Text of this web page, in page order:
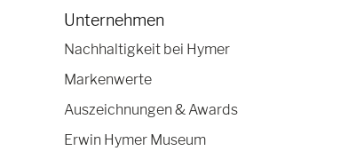
Unternehmen
Nachhaltigkeit bei Hymer
Markenwerte
Auszeichnungen & Awards
Erwin Hymer Museum